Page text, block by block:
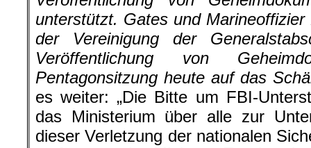
unterstützt. Gates und
der Vereinigung der
Veröffentlichung von
Pentagonsitzung heute auf das
es weiter: „Die Bitte um FBI-
das Ministerium über alle zur
dieser Verletzung der nationalen